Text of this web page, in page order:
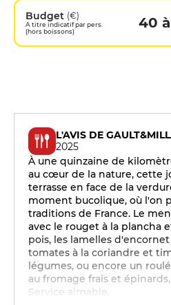
Budget (€)
A titre indicatif par pers.
(hors boissons)
40
L'AVIS DE
2025
À une quinzaine de
au cœur de la nature, cette
terrasse en face de la
moment bucolique, où l'on
traditions de France. Le
avec le rouget à la plancha
pois, les lamelles
tomates à la coriandre et
légumes, ou encore un
au fromage frais et
Service aimable.